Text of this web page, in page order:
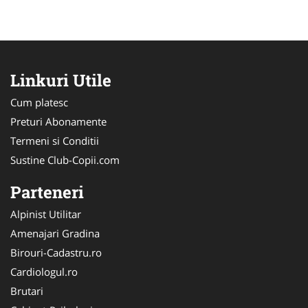
Linkuri Utile
Cum platesc
Preturi Abonamente
Termeni si Conditii
Sustine Club-Copii.com
Parteneri
Alpinist Utilitar
Amenajari Gradina
Birouri-Cadastru.ro
Cardiologul.ro
Brutari